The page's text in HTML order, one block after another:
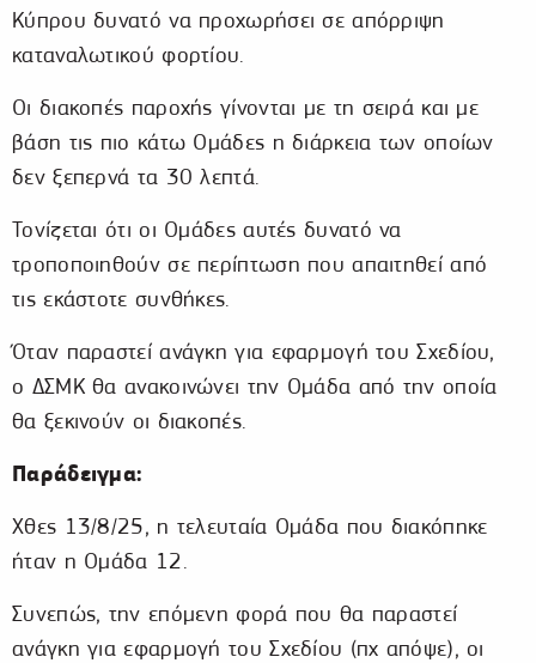
Κύπρου δυνατό να προχωρήσει σε απόρριψη
καταναλωτικού φορτίου.
Οι διακοπές παροχής γίνονται με τη σειρά και με
βάση τις πιο κάτω Ομάδες η διάρκεια των οποίων
δεν ξεπερνά τα 30 λεπτά.
Τονίζεται ότι οι Ομάδες αυτές δυνατό να
τροποποιηθούν σε περίπτωση που απαιτηθεί από
τις εκάστοτε συνθήκες.
Όταν παραστεί ανάγκη για εφαρμογή του Σχεδίου,
ο ΔΣΜΚ θα ανακοινώνει την Ομάδα από την οποία
θα ξεκινούν οι διακοπές.
Παράδειγμα:
Χθες 13/8/25, η τελευταία Ομάδα που διακόπηκε
ήταν η Ομάδα 12.
Συνεπώς, την επόμενη φορά που θα παραστεί
ανάγκη για εφαρμογή του Σχεδίου (πχ απόψε), οι